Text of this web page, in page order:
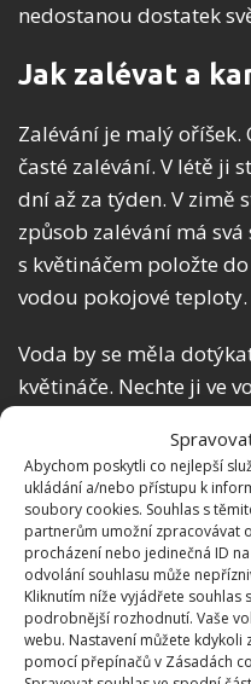
Abychom poskytli co nejlepší
ukládání a/nebo přístupu k
soubory cookies. Souhlas s
partnerům umožní zpracovávat
procházení nebo jedinečná ID
odvolání souhlasu může
Kliknutím níže vyjádřete souhlas
podrobnější rozhodnutí. Vaše
webu. Nastavení můžete kdykoli
pomocí přepínačů v Zásadách
nedostanou dostatek
Jak zalévat a
Zalévání je malý
časté zalévání. V létě ji
dní až za týden. V zimě
způsob zalévání má
s květináčem položte
vodou pokojové teploty.
Voda by se měla
květináče. Nechte ji ve
z kohoutku, jelikož je
Doporučujeme
Orchideje milují světlo.
Nedoporučujeme vám
je přímé světlo a velké
východní stranu bytu.
dopoledne, kdy slunce